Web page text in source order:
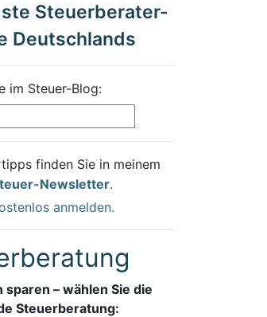
Steuerberater-
Deutschlands
im Steuer-Blog:
finden Sie in meinem
Newsletter.
anmelden.
– wählen Sie die
Steuerberatung: